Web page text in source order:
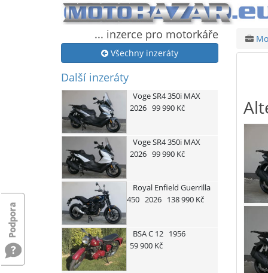
... inzerce pro motorkáře
Všechny inzeráty
Další inzeráty
VogeSR4 350i MAX
2026 99 990 Kč
VogeSR4 350i MAX
2026 99 990 Kč
Royal Enfield Guerrilla
450 2026 138 990 Kč
BSAC 12 1956
59 900 Kč